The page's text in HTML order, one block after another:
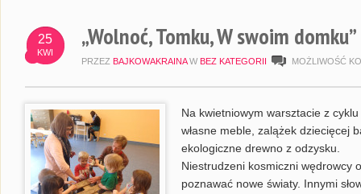
25
KWI
„Wolnoć, Tomku, W swoim
PRZEZ BAJKOWAKRAINA W BEZ KATEGORII MOŻLIWOŚĆ
Na kwietniowym warsztacie z
własne meble, zalążek dziecięcej
ekologiczne drewno z odzysku.
Niestrudzeni kosmiczni wędrowcy
poznawać nowe światy. Innymi